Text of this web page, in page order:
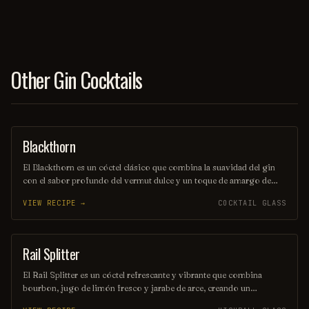
Other Gin Cocktails
ORDINARY DRINK
Blackthorn
El Blackthorn es un cóctel clásico que combina la suavidad del gin
con el sabor profundo del vermut dulce y un toque de amargo de
equilibrado, lo convierten en una opción perfecta para quienes
buscan una bebida elegante y sofisticada. Ideal para disfrutar en una
noche especial o como aperitivo antes de una cena.
VIEW RECIPE → COCKTAIL GLASS
COCKTAIL
Rail Splitter
El Rail Splitter es un cóctel refrescante y vibrante que combina
bourbon, jugo de limón fresco y jarabe de arce, creando un